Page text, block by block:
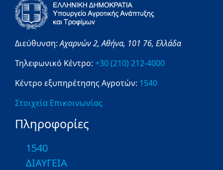
Διεύθυνση:Αχαρνών 2,Αθήνα, 101 76, Ελλάδα
Τηλεφωνικό Κέντρο: +30 (210) 212-4000
Κέντρο εξυπηρέτησης Αγροτών: 1540
Στοιχεία Επικοινωνίας
Πληροφορίες
1540
ΔΙΑΥΓΕΙΑ